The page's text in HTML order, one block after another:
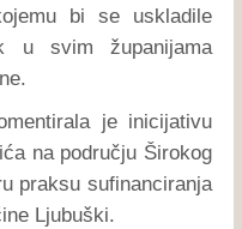
bi se uskladile
u svim županijama
je inicijativu
na području Širokog
praksu sufinanciranja
Ljubuški.